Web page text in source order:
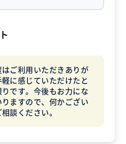
ご利用いただきありが
に感じていただけたと
です。今後もお力にな
ますので、何かござい
談ください。